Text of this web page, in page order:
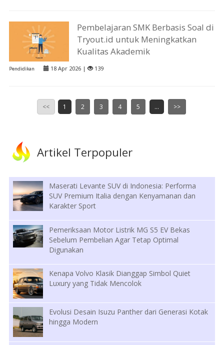
Pembelajaran SMK Berbasis Soal di
Tryout.id untuk Meningkatkan
Kualitas Akademik
Pendidikan 18 Apr 2026 | 139
<< 1 2 3 4 5 ... >>
Artikel Terpopuler
Maserati Levante SUV di Indonesia: Performa
SUV Premium Italia dengan Kenyamanan dan
Karakter Sport
Pemeriksaan Motor Listrik MG S5 EV Bekas
Sebelum Pembelian Agar Tetap Optimal
Digunakan
Kenapa Volvo Klasik Dianggap Simbol Quiet
Luxury yang Tidak Mencolok
Evolusi Desain Isuzu Panther dari Generasi Kotak
hingga Modern